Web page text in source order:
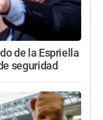
de la Espriella
seguridad